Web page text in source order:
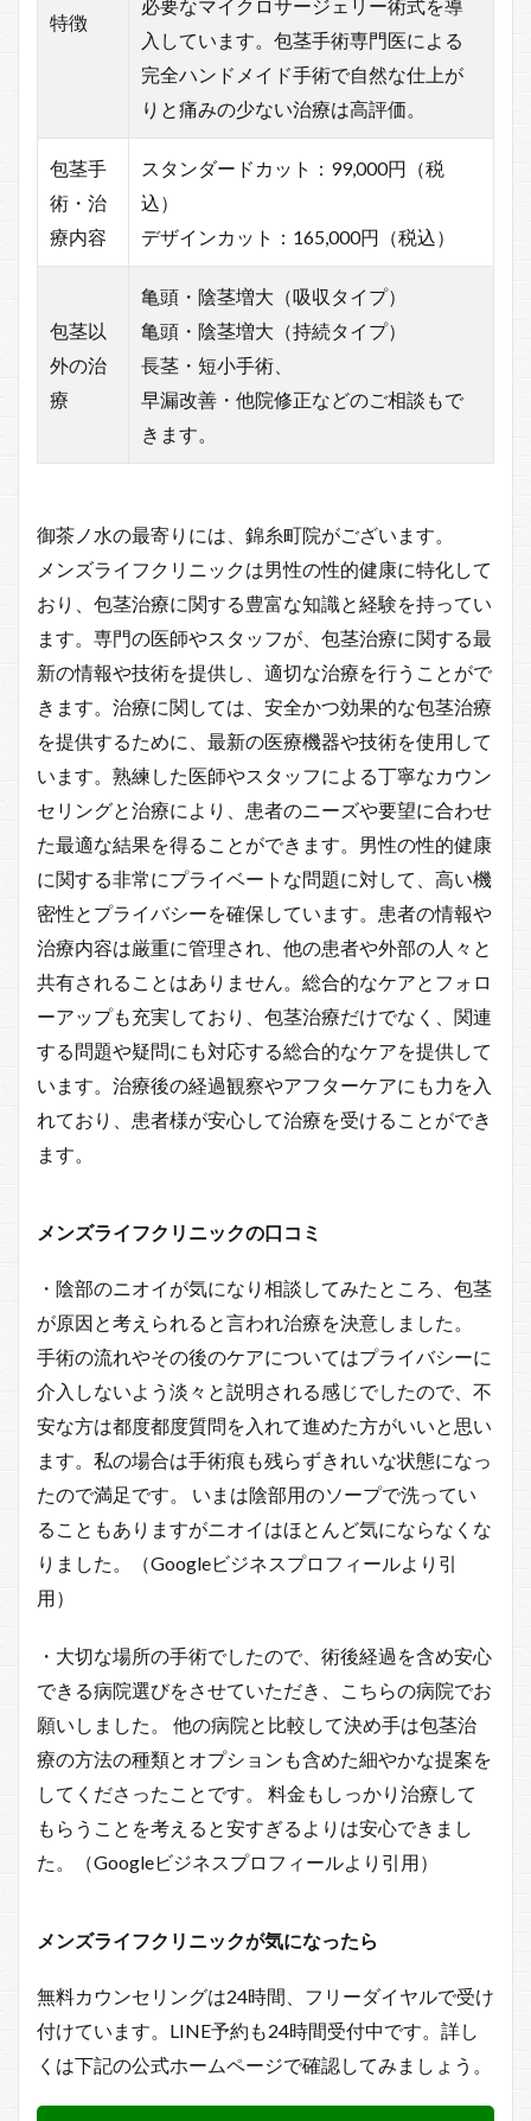
特徴
必要なマイクロサージェリー術式を導
入しています。包茎手術専門医による
完全ハンドメイド手術で自然な仕上が
りと痛みの少ない治療は高評価。
包茎手
術・治
療内容
スタンダードカット：99,000円（税
込）
デザインカット：165,000円（税込）
包茎以
外の治
療
亀頭・陰茎増大（吸収タイプ）
亀頭・陰茎増大（持続タイプ）
長茎・短小手術、
早漏改善・他院修正などのご相談もで
きます。
御茶ノ水の最寄りには、錦糸町院がございます。
メンズライフクリニックは男性の性的健康に特化して
おり、包茎治療に関する豊富な知識と経験を持ってい
ます。専門の医師やスタッフが、包茎治療に関する最
新の情報や技術を提供し、適切な治療を行うことがで
きます。治療に関しては、安全かつ効果的な包茎治療
を提供するために、最新の医療機器や技術を使用して
います。熟練した医師やスタッフによる丁寧なカウン
セリングと治療により、患者のニーズや要望に合わせ
た最適な結果を得ることができます。男性の性的健康
に関する非常にプライベートな問題に対して、高い機
密性とプライバシーを確保しています。患者の情報や
治療内容は厳重に管理され、他の患者や外部の人々と
共有されることはありません。総合的なケアとフォロ
ーアップも充実しており、包茎治療だけでなく、関連
する問題や疑問にも対応する総合的なケアを提供して
います。治療後の経過観察やアフターケアにも力を入
れており、患者様が安心して治療を受けることができ
ます。
メンズライフクリニックの口コミ
・陰部のニオイが気になり相談してみたところ、包茎
が原因と考えられると言われ治療を決意しました。
手術の流れやその後のケアについてはプライバシーに
介入しないよう淡々と説明される感じでしたので、不
安な方は都度都度質問を入れて進めた方がいいと思い
ます。私の場合は手術痕も残らずきれいな状態になっ
たので満足です。 いまは陰部用のソープで洗ってい
ることもありますがニオイはほとんど気にならなくな
りました。（Googleビジネスプロフィールより引
用）
・大切な場所の手術でしたので、術後経過を含め安心
できる病院選びをさせていただき、こちらの病院でお
願いしました。 他の病院と比較して決め手は包茎治
療の方法の種類とオプションも含めた細やかな提案を
してくださったことです。 料金もしっかり治療して
もらうことを考えると安すぎるよりは安心できまし
た。（Googleビジネスプロフィールより引用）
メンズライフクリニックが気になったら
無料カウンセリングは24時間、フリーダイヤルで受け
付けています。LINE予約も24時間受付中です。詳し
くは下記の公式ホームページで確認してみましょう。